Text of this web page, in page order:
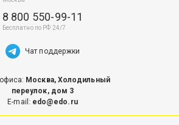
Москва, Холодильный
переулок, дом 3
E-mail: edo@edo.ru
8 800 550-99-11
Чат поддержки